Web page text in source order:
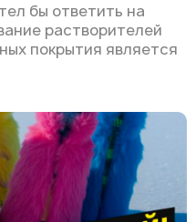
бы ответить на
растворителей
покрытия является